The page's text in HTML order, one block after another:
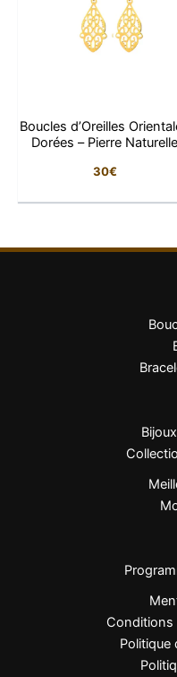
l’eau, ne
Entretien
doux
parfaite à toute tenue.
lumineux en fait un
C’est également un
élégante, à offrir pour
Nettoyez
après chaque
Évitez le
chimiques
Conservez-
pochette
inoxydable,
conservent
Boucles d’Oreilles
Dorées – Pierre Naturelle
30€
Conditions
Politique